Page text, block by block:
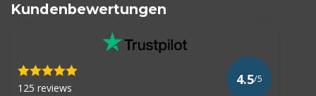
Kundenbewertungen
125 reviews
4.5/5